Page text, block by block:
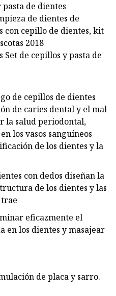
de dientes
de dientes de
con cepillo de dientes, kit
2018
de cepillos y pasta de
de cepillos de dientes
de caries dental y el mal
la salud periodontal,
los vasos sanguíneos
de los dientes y la
con dedos diseñan la
de los dientes y las
eficazmente el
en los dientes y masajear
de placa y sarro.